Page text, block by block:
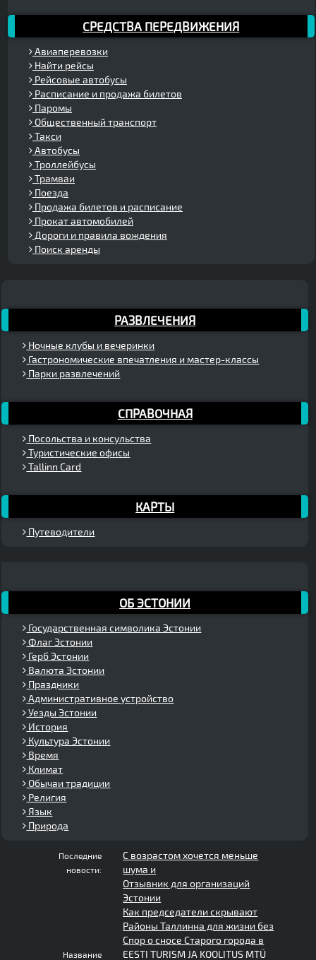
СРЕДСТВА ПЕРЕДВИЖЕНИЯ
Авиаперевозки
Найти рейсы
Рейсовые автобусы
Расписание и продажа билетов
Паромы
Общественный транспорт
Такси
Автобусы
Троллейбусы
Трамваи
Поезда
Продажа билетов и расписание
Прокат автомобилей
Дороги и правила вождения
Поиск аренды
РАЗВЛЕЧЕНИЯ
Ночные клубы и вечеринки
Гастрономические впечатления и мастер-классы
Парки развлечений
СПРАВОЧНАЯ
Посольства и консульства
Туристические офисы
Tallinn Card
КАРТЫ
Путеводители
ОБ ЭСТОНИИ
Государственная символика Эстонии
Флаг Эстонии
Герб Эстонии
Валюта Эстонии
Праздники
Административное устройство
Уезды Эстонии
История
Культура Эстонии
Время
Климат
Обычаи традиции
Религия
Язык
Природа
Последние
новости:
С возрастом хочется меньше
шума и
Отзывник для организаций
Эстонии
Как председатели скрывают
Районы Таллинна для жизни без
Спор о сносе Старого города в
Название EESTI TURISM JA KOOLITUS MTÜ